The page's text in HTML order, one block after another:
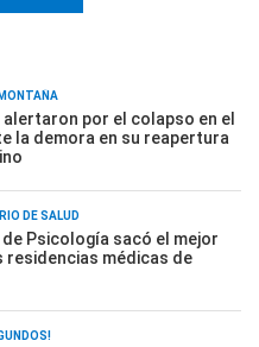
por el colapso en el
la demora en su reapertura
DE SALUD
Psicología sacó el mejor
residencias médicas de